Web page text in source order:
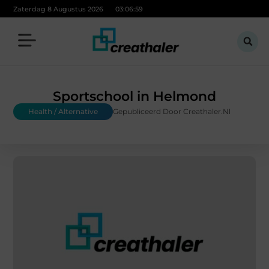
Zaterdag 8 Augustus 2026 03:07:00
Sportschool in Helmond
Health / Alternative Gepubliceerd Door Creathaler.nl